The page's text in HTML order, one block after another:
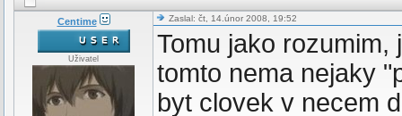
Centime
Uživatel
Zaslal: čt, 14.únor 2008, 19:52
Tomu jako
tomto nema nejaky
byt clovek v necem